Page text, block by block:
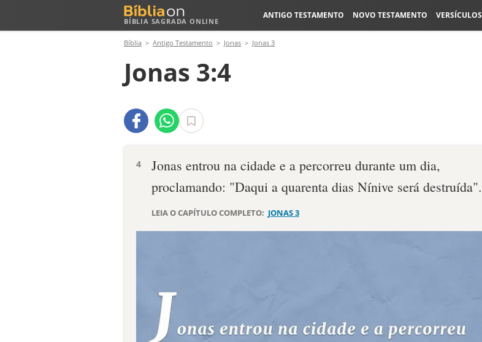
BÍBLIA SAGRADA ONLINE
ANTIGO TESTAMENTO NOVO TESTAMENTO VERSÍCULOS
Bíblia Antigo Testamento Jonas Jonas 3
Jonas 3:4
4
Jonas entrou na cidade e a percorreu durante um dia,
proclamando: "Daqui a quarenta dias Nínive será destruída".
LEIA O CAPÍTULO COMPLETO: JONAS 3